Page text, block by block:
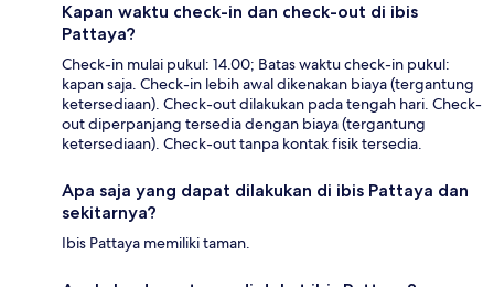
Kapan waktu check-in dan check-out di ibis
Pattaya?
Check-in mulai pukul: 14.00; Batas waktu check-in pukul:
kapan saja. Check-in lebih awal dikenakan biaya (tergantung
ketersediaan). Check-out dilakukan pada tengah hari. Check-
out diperpanjang tersedia dengan biaya (tergantung
ketersediaan). Check-out tanpa kontak fisik tersedia.
Apa saja yang dapat dilakukan di ibis Pattaya dan
sekitarnya?
Ibis Pattaya memiliki taman.